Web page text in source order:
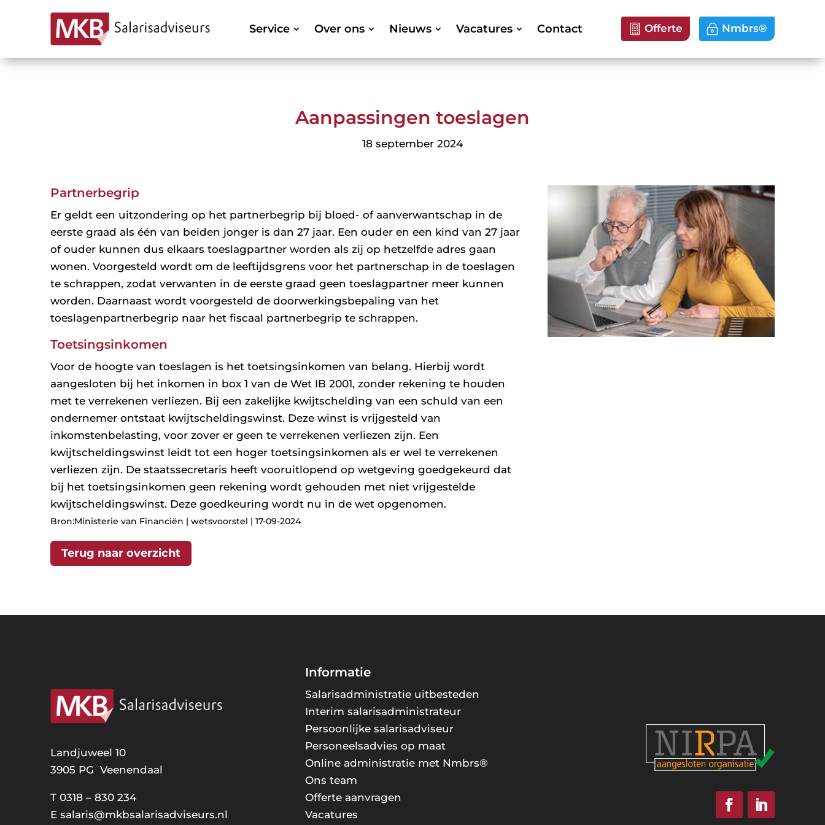
Service Over ons Nieuws Vacatures Contact Offerte Nmbrs®
Aanpassingen toeslagen
18 september 2024
Partnerbegrip
Er geldt een uitzondering op het partnerbegrip bij bloed- of aanverwantschap in de
eerste graad als één van beiden jonger is dan 27 jaar. Een ouder en een kind van 27 jaar
of ouder kunnen dus elkaars toeslagpartner worden als zij op hetzelfde adres gaan
wonen. Voorgesteld wordt om de leeftijdsgrens voor het partnerschap in de toeslagen
te schrappen, zodat verwanten in de eerste graad geen toeslagpartner meer kunnen
worden. Daarnaast wordt voorgesteld de doorwerkingsbepaling van het
toeslagenpartnerbegrip naar het fiscaal partnerbegrip te schrappen.
Toetsingsinkomen
Voor de hoogte van toeslagen is het toetsingsinkomen van belang. Hierbij wordt
aangesloten bij het inkomen in box 1 van de Wet IB 2001, zonder rekening te houden
met te verrekenen verliezen. Bij een zakelijke kwijtschelding van een schuld van een
ondernemer ontstaat kwijtscheldingswinst. Deze winst is vrijgesteld van
inkomstenbelasting, voor zover er geen te verrekenen verliezen zijn. Een
kwijtscheldingswinst leidt tot een hoger toetsingsinkomen als er wel te verrekenen
verliezen zijn. De staatssecretaris heeft vooruitlopend op wetgeving goedgekeurd dat
bij het toetsingsinkomen geen rekening wordt gehouden met niet vrijgestelde
kwijtscheldingswinst. Deze goedkeuring wordt nu in de wet opgenomen.
Bron:Ministerie van Financiën | wetsvoorstel | 17-09-2024
Terug naar overzicht
Landjuweel 10
3905 PG Veenendaal
T 0318 – 830 234
E salaris@mkbsalarisadviseurs.nl
Informatie
Salarisadministratie uitbesteden
Interim salarisadministrateur
Persoonlijke salarisadviseur
Personeelsadvies op maat
Online administratie met Nmbrs®
Ons team
Offerte aanvragen
Vacatures